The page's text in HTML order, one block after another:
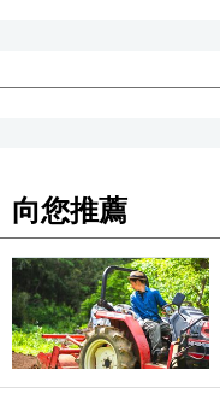
向您推薦